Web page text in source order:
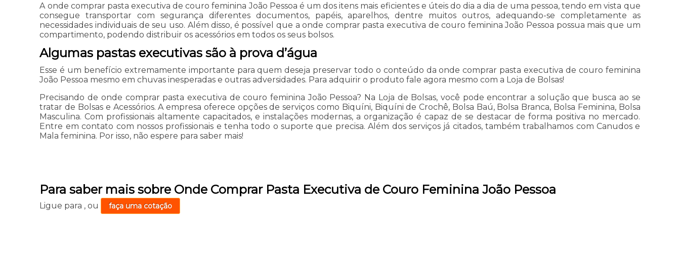
A onde comprar pasta executiva de couro feminina João Pessoa é um dos itens mais eficientes e úteis do dia a dia de uma pessoa, tendo em vista que
consegue transportar com segurança diferentes documentos, papéis, aparelhos, dentre muitos outros, adequando-se completamente as
necessidades individuais de seu uso. Além disso, é possível que a onde comprar pasta executiva de couro feminina João Pessoa possua mais que um
compartimento, podendo distribuir os acessórios em todos os seus bolsos.
Algumas pastas executivas são à prova d’água
Esse é um benefício extremamente importante para quem deseja preservar todo o conteúdo da onde comprar pasta executiva de couro feminina
João Pessoa mesmo em chuvas inesperadas e outras adversidades. Para adquirir o produto fale agora mesmo com a Loja de Bolsas!
Precisando de onde comprar pasta executiva de couro feminina João Pessoa? Na Loja de Bolsas, você pode encontrar a solução que busca ao se
tratar de Bolsas e Acessórios. A empresa oferece opções de serviços como Biquíni, Biquíni de Crochê, Bolsa Baú, Bolsa Branca, Bolsa Feminina, Bolsa
Masculina. Com profissionais altamente capacitados, e instalações modernas, a organização é capaz de se destacar de forma positiva no mercado.
Entre em contato com nossos profissionais e tenha todo o suporte que precisa. Além dos serviços já citados, também trabalhamos com Canudos e
Mala feminina. Por isso, não espere para saber mais!
Para saber mais sobre Onde Comprar Pasta Executiva de Couro Feminina João Pessoa
Ligue para ,ou faça uma cotação